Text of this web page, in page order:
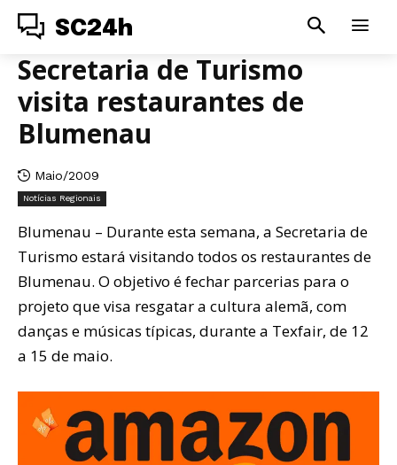
SC24h
Secretaria de Turismo
visita restaurantes de
Blumenau
Maio/2009
Notícias Regionais
Blumenau – Durante esta semana, a Secretaria de
Turismo estará visitando todos os restaurantes de
Blumenau. O objetivo é fechar parcerias para o
projeto que visa resgatar a cultura alemã, com
danças e músicas típicas, durante a Texfair, de 12
a 15 de maio.